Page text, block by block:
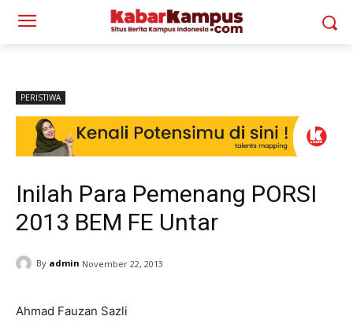
PERISTIWA
Inilah Para Pemenang PORSI
2013 BEM FE Untar
By admin November 22, 2013
Ahmad Fauzan Sazli